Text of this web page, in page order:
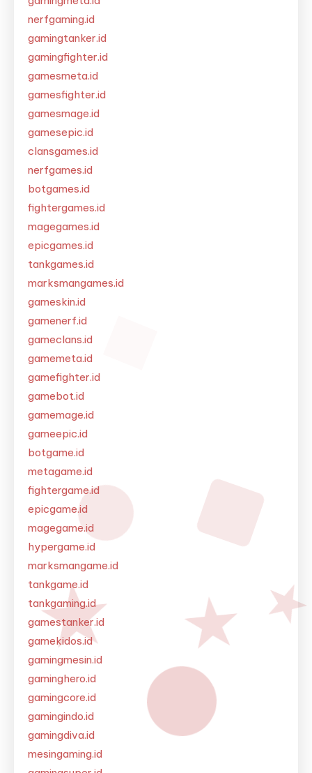
nerfgaming.id
gamingtanker.id
gamingfighter.id
gamesmeta.id
gamesfighter.id
gamesmage.id
gamesepic.id
clansgames.id
nerfgames.id
botgames.id
fightergames.id
magegames.id
epicgames.id
tankgames.id
marksmangames.id
gameskin.id
gamenerf.id
gameclans.id
gamemeta.id
gamefighter.id
gamebot.id
gamemage.id
gameepic.id
botgame.id
metagame.id
fightergame.id
epicgame.id
magegame.id
hypergame.id
marksmangame.id
tankgame.id
tankgaming.id
gamestanker.id
gamekidos.id
gamingmesin.id
gaminghero.id
gamingcore.id
gamingindo.id
gamingdiva.id
mesingaming.id